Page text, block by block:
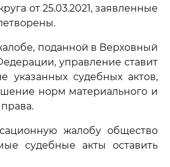
от 25.03.2021, заявленные
поданной в Верховный
управление ставит
указанных судебных актов,
норм материального и
жалобу общество
судебные акты оставить